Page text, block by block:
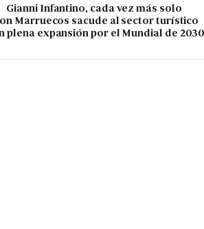
Gianni Infantino, cada vez más solo
Marruecos sacude al sector turístico
plena expansión por el Mundial de